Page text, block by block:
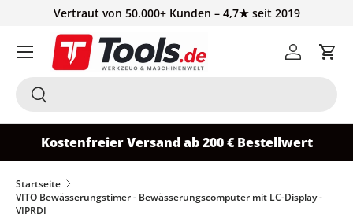
Vertraut von 50.000+ Kunden – 4,7★ seit 2019
Suchen
Suchen
Einloggen
Kostenfreier Versand ab 200 € Bestellwert
Startseite
VITO Bewässerungstimer - Bewässerungscomputer mit LC-Display -
VIPRDI